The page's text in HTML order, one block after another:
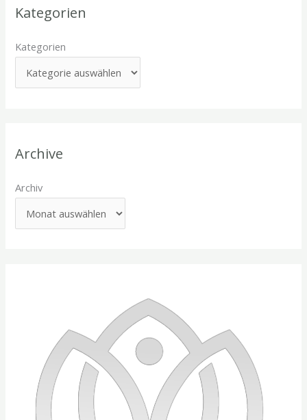
Kategorien
Kategorien
Archive
Archiv